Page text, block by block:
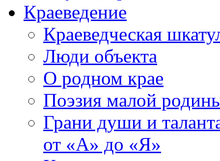
Краеведение
Краеведческая
Люди объекта
О родном крае
Поэзия малой
Грани души и
от «А» до «Я»